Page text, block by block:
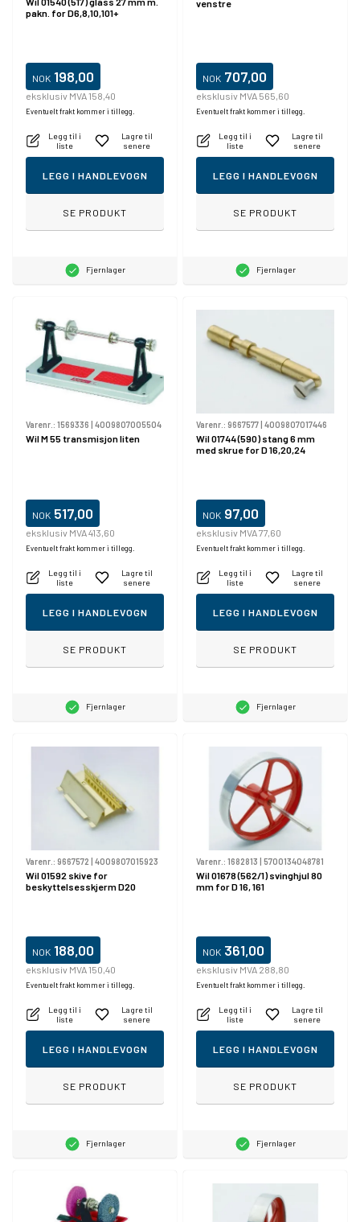
pakn. for D6,8,10,101+
NOK 198,00
eksklusiv MVA 158,40
Eventuelt frakt kommer i tillegg.
Legg til i
liste
Lagre til
senere
LEGG I HANDLEVOGN
SE PRODUKT
Fjernlager
venstre
NOK 707,00
eksklusiv MVA 565,60
Eventuelt frakt kommer i tillegg.
Legg til i
liste
Lagre til
senere
LEGG I HANDLEVOGN
SE PRODUKT
Fjernlager
Varenr.: 1569336 4009807005504
Wil M 55 transmisjon liten
NOK 517,00
eksklusiv MVA 413,60
Eventuelt frakt kommer i tillegg.
Legg til i
liste
Lagre til
senere
LEGG I HANDLEVOGN
SE PRODUKT
Fjernlager
Varenr.: 9667577 4009807017446
Wil 01744 (590) stang 6 mm
med skrue for D 16,20,24
NOK 97,00
eksklusiv MVA 77,60
Eventuelt frakt kommer i tillegg.
Legg til i
liste
Lagre til
senere
LEGG I HANDLEVOGN
SE PRODUKT
Fjernlager
Varenr.: 9667572 | 4009807015923
Wil 01592 skive for
beskyttelsesskjerm D20
NOK 188,00
eksklusiv MVA 150,40
Eventuelt frakt kommer i tillegg.
Legg til i
liste
Lagre til
senere
LEGG I HANDLEVOGN
SE PRODUKT
Fjernlager
Varenr.: 1682813 | 5700134048781
Wil 01678 (562/1) svinghjul 80
mm for D 16, 161
NOK 361,00
eksklusiv MVA 288,80
Eventuelt frakt kommer i tillegg.
Legg til i
liste
Lagre til
senere
LEGG I HANDLEVOGN
SE PRODUKT
Fjernlager